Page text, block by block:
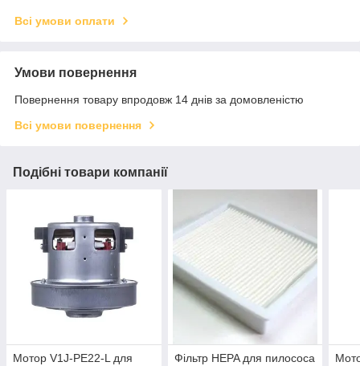
Всі умови оплати
Умови повернення
Повернення товару впродовж 14 днів за домовленістю
Всі умови повернення
Подібні товари компанії
Мотор V1J-PE22-L для
Фільтр HEPA для пилососа